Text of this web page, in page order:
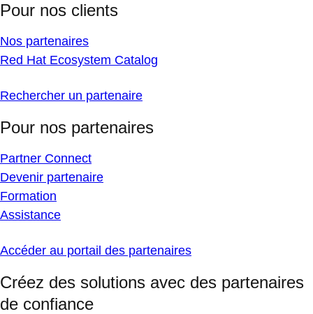
Pour nos clients
Nos partenaires
Red Hat Ecosystem Catalog
Rechercher un partenaire
Pour nos partenaires
Partner Connect
Devenir partenaire
Formation
Assistance
Accéder au portail des partenaires
Créez des solutions avec des partenaires
de confiance